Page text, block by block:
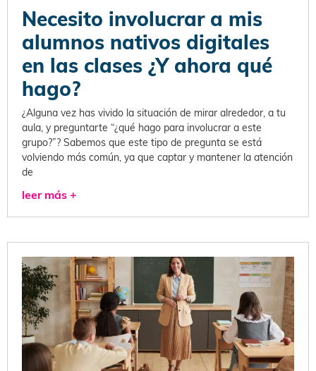
Necesito involucrar a mis
alumnos nativos digitales
en las clases ¿Y ahora qué
hago?
¿Alguna vez has vivido la situación de mirar alrededor, a tu
aula, y preguntarte “¿qué hago para involucrar a este
grupo?”? Sabemos que este tipo de pregunta se está
volviendo más común, ya que captar y mantener la atención
de
leer más +